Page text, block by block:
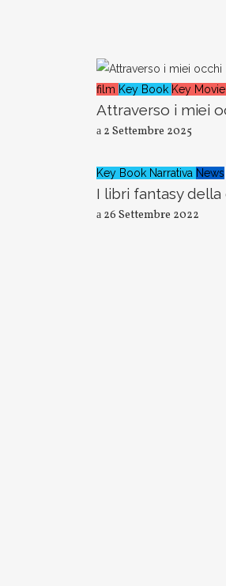
film Key Book Key Movie
Attraverso i miei
2 Settembre 2025
Key Book Narrativa News
I libri fantasy
26 Settembre 2022